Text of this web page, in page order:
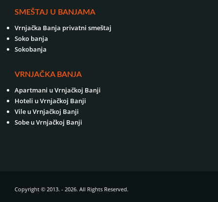
SMEŠTAJ U BANJAMA
Vrnjačka Banja privatni smeštaj
Soko banja
Sokobanja
VRNJAČKA BANJA
Apartmani u Vrnjačkoj Banji
Hoteli u Vrnjačkoj Banji
Vile u Vrnjačkoj Banji
Sobe u Vrnjačkoj Banji
Copyright © 2013. - 2026. All Rights Reserved.